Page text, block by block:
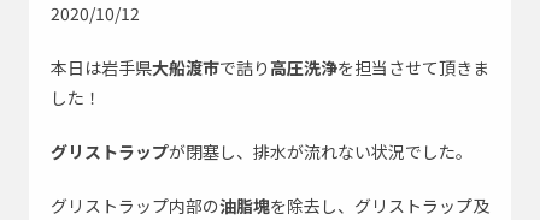
会社Instagram
社長Instagram
2020/10/12
本日は岩手県大船渡市で詰り 高圧洗浄を担当させて頂きま
した！
グリストラップが閉塞し、排水が流れない状況でした。
グリストラップ内部の油脂塊を除去し、グリストラップ及